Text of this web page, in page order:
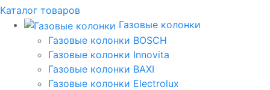
Каталог товаров
Газовые колонки
Газовые колонки BOSCH
Газовые колонки Innovita
Газовые колонки BAXI
Газовые колонки Electrolux